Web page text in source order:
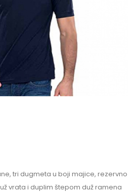
tri dugmeta u boji majice, rezervno
vrata i duplim štepom duž ramena